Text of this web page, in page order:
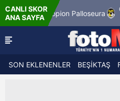
CANLI SKOR
ANA SAYFA
Palloseura
6.8.2026 - Per
18:00
SON EKLENENLER BEŞİKTAŞ